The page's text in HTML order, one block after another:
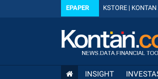
EPAPER KSTORE |
INSIGHT